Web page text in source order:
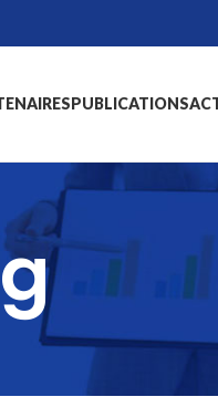
PUBLICATIONS